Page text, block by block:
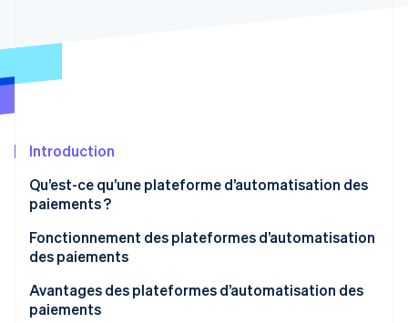
Radar
Atlas
Élimination du carbone
Vérification de l'identité
Stripe Sessions 2026
Découvrez comment Stripe construit l’infrastructure
Introduction
Qu’est-ce qu’une plateforme d’automatisation des
paiements ?
Fonctionnement des plateformes d’automatisation
des paiements
Avantages des plateformes d’automatisation des
paiements